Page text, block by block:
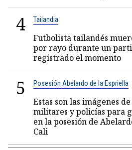
4 Tailandia
Futbolista tailandés
por rayo durante un
registrado el momento
5 Posesión Abelardo de la Espriella
Estas son las imágenes
militares y policías para
en la posesión de
Cali